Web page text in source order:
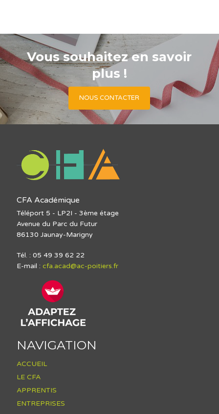
Vous souhaitez en savoir
plus !
NOUS CONTACTER
CFA Académique
Téléport 5 - LP2I - 3ème étage
Avenue du Parc du Futur
86130 Jaunay-Marigny
Tél. : 05 49 39 62 22
E-mail : cfa.acad@ac-poitiers.fr
NAVIGATION
ACCUEIL
LE CFA
APPRENTIS
ENTREPRISES